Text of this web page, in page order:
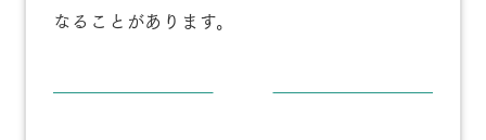
なることがあります。